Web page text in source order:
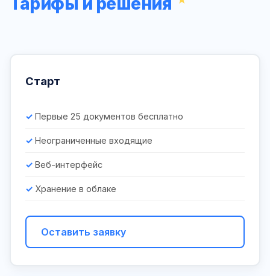
Старт
Первые 25 документов бесплатно
Неограниченные входящие
Веб-интерфейс
Хранение в облаке
Оставить заявку